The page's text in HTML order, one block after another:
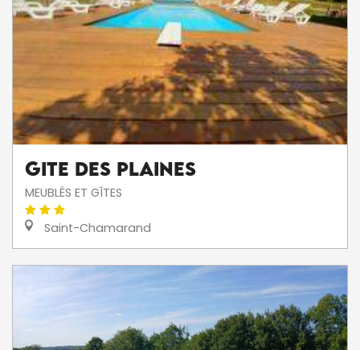
Gite des Plaines
MEUBLÉS ET GÎTES
Saint-Chamarand